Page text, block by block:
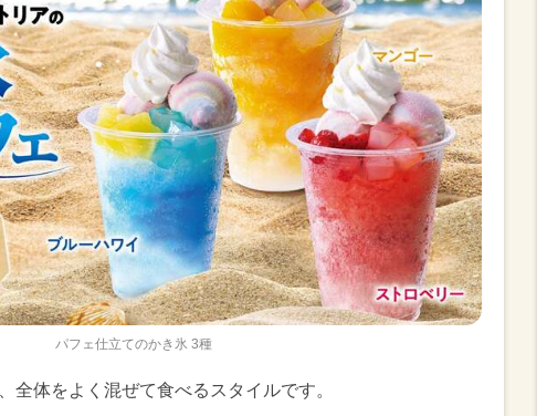
パフェ仕立てのかき氷 3種
全体をよく混ぜて食べるスタイルです。